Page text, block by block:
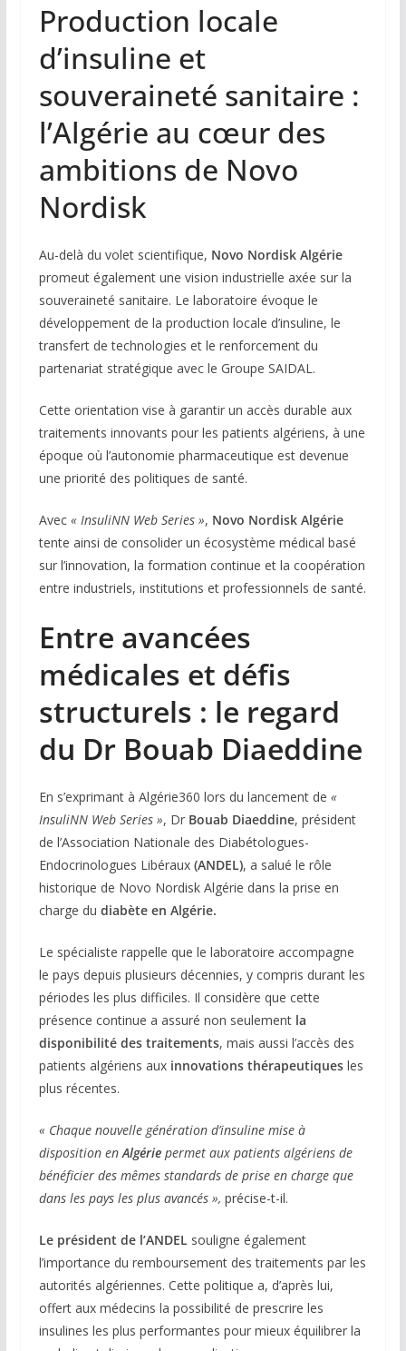
Production locale
d’insuline et
souveraineté sanitaire :
l’Algérie au cœur des
ambitions de Novo
Nordisk
Au-delà du volet scientifique, Novo Nordisk Algérie
promeut également une vision industrielle axée sur la
souveraineté sanitaire. Le laboratoire évoque le
développement de la production locale d’insuline, le
transfert de technologies et le renforcement du
partenariat stratégique avec le Groupe SAIDAL.
Cette orientation vise à garantir un accès durable aux
traitements innovants pour les patients algériens, à une
époque où l’autonomie pharmaceutique est devenue
une priorité des politiques de santé.
Avec « InsuliNN Web Series », Novo Nordisk Algérie
tente ainsi de consolider un écosystème médical basé
sur l’innovation, la formation continue et la coopération
entre industriels, institutions et professionnels de santé.
Entre avancées
médicales et défis
structurels : le regard
du Dr Bouab Diaeddine
En s’exprimant à Algérie360 lors du lancement de «
InsuliNN Web Series », Dr Bouab Diaeddine, président
de l’Association Nationale des Diabétologues-
Endocrinologues Libéraux (ANDEL), a salué le rôle
historique de Novo Nordisk Algérie dans la prise en
charge du diabète en Algérie.
Le spécialiste rappelle que le laboratoire accompagne
le pays depuis plusieurs décennies, y compris durant les
périodes les plus difficiles. Il considère que cette
présence continue a assuré non seulement la
disponibilité des traitements, mais aussi l’accès des
patients algériens aux innovations thérapeutiquesles
plus récentes.
« Chaque nouvelle génération d’insuline mise à
disposition enAlgériepermet aux patients algériens de
bénéficier des mêmes standards de prise en charge que
dans les pays les plus avancés », précise-t-il.
Le président de l’ANDELsouligne également
l’importance du remboursement des traitements par les
autorités algériennes. Cette politique a, d’après lui,
offert aux médecins la possibilité de prescrire les
insulines les plus performantes pour mieux équilibrer la